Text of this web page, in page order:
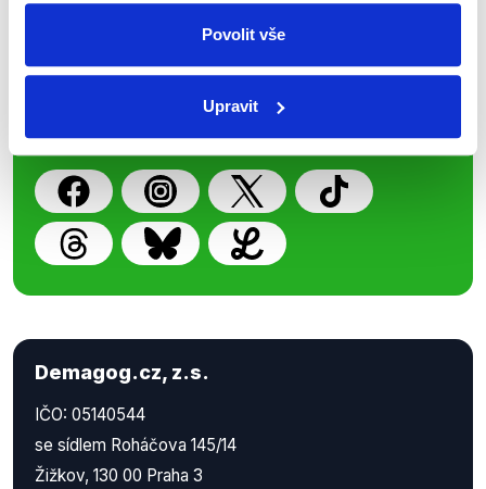
Povolit vše
Upravit
Nenechte si ujít nejnovější události
z Demagog.cz. Sdílením našich
příspěvků přátelům podpoříte naši
práci.
Demagog.cz, z.s.
IČO: 05140544
se sídlem Roháčova 145/14
Žižkov, 130 00 Praha 3